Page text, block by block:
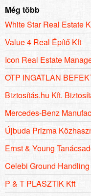
Még több
White Star Real Estate
Value 4 Real Építő Kft
Icon Real Estate
OTP INGATLAN
Biztosítás.hu Kft.
Mercedes-Benz
Újbuda Prizma
Ernst & Young
Celebi Ground
P & T PLASZTIK Kft